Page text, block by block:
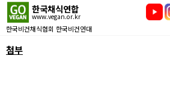
한국채식연합
www.vegan.or.kr
한국비건채식협회 한국비건연대
첨부